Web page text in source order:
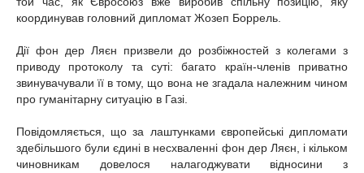
координував головний дипломат Жозеп Боррель.
Дії фон дер Ляєн призвели до розбіжностей з колегами з
приводу протоколу та суті: багато країн-членів приватно
звинувачували її в тому, що вона не згадала належним чином
про гуманітарну ситуацію в Газі.
Повідомляється, що за лаштунками європейські дипломати
здебільшого були єдині в несхваленні фон дер Ляєн, і кільком
чиновникам довелося налагоджувати відносини з